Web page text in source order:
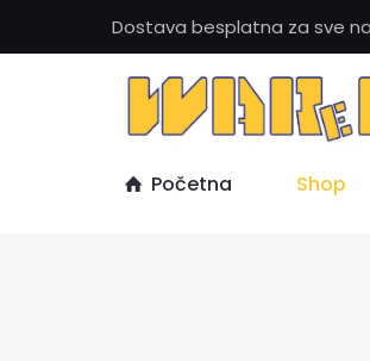
Dostava besplatna za sve
Početna Shop